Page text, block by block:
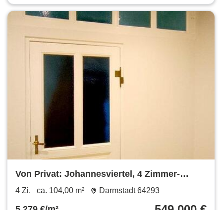
Von Privat: Johannesviertel, 4 Zimmer-
Altbau, 2 Bäder, Balkon
4 Zi. ca. 104,00 m² Darmstadt 64293